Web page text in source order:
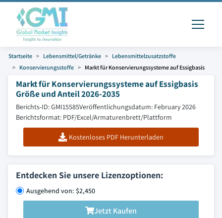
Startseite Lebensmittel/Getränke
Lebensmittelzusatzstoffe
Konservierungsstoffe
Markt für Konservierungssysteme auf Essigbasis
Markt für Konservierungssysteme auf Essigbasis
Größe und Anteil 2026-2035
Berichts-ID: GMI15585Veröffentlichungsdatum: February 2026
Berichtsformat: PDF/Excel/Armaturenbrett/Plattform
Kostenloses PDF Herunterladen
Entdecken Sie unsere Lizenzoptionen:
Ausgehend von: $2,450
Jetzt Kaufen